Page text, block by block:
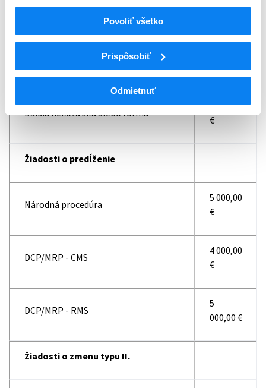
Povoliť všetko
Prispôsobiť
Odmietnuť
Tradičný rastlinný liek>
€
Ďalšia lieková sila alebo forma
2 000,00
€
Žiadosti o predĺženie
Národná procedúra
5 000,00
€
DCP/MRP - CMS
4 000,00
€
DCP/MRP - RMS
5
000,00 €
Žiadosti o zmenu typu II.